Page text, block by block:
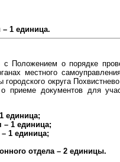
– 1 единица.
с Положением о порядке
местного
округа
приеме документов для
единица;
– 1 единица;
– 1 единица;
отдела – 2 единицы.